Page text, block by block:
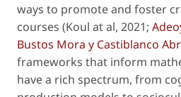
ways to promote and foster
courses (Koul at al, 2021;
Bustos Mora y Castiblanco
frameworks that inform
have a rich spectrum, from